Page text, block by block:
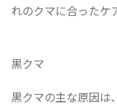
れのクマに合ったケ
黒クマ
黒クマの主な原因は